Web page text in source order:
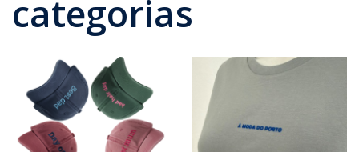
categorias
Categorias